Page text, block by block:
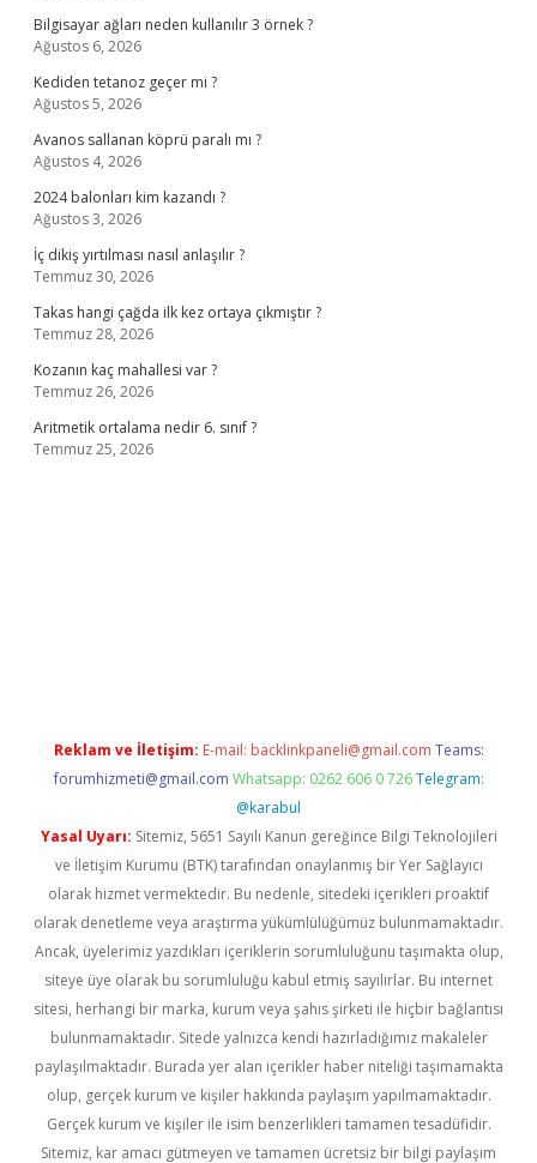
Bilgisayar ağları neden kullanılır 3 örnek ?
Ağustos 6, 2026
Kediden tetanoz geçer mi ?
Ağustos 5, 2026
Avanos sallanan köprü paralı mı ?
Ağustos 4, 2026
2024 balonları kim kazandı ?
Ağustos 3, 2026
İç dikiş yırtılması nasıl anlaşılır ?
Temmuz 30, 2026
Takas hangi çağda ilk kez ortaya çıkmıştır ?
Temmuz 28, 2026
Kozanın kaç mahallesi var ?
Temmuz 26, 2026
Aritmetik ortalama nedir 6. sınıf ?
Temmuz 25, 2026
Reklam ve İletişim: E-mail: backlinkpaneli@gmail.com Teams:
forumhizmeti@gmail.com Whatsapp: 0262 606 0 726 Telegram:
@karabul
Yasal Uyarı: Sitemiz, 5651 Sayılı Kanun gereğince Bilgi Teknolojileri
ve İletişim Kurumu (BTK) tarafından onaylanmış bir Yer Sağlayıcı
olarak hizmet vermektedir. Bu nedenle, sitedeki içerikleri proaktif
olarak denetleme veya araştırma yükümlülüğümüz bulunmamaktadır.
Ancak, üyelerimiz yazdıkları içeriklerin sorumluluğunu taşımakta olup,
siteye üye olarak bu sorumluluğu kabul etmiş sayılırlar. Bu internet
sitesi, herhangi bir marka, kurum veya şahıs şirketi ile hiçbir bağlantısı
bulunmamaktadır. Sitede yalnızca kendi hazırladığımız makaleler
paylaşılmaktadır. Burada yer alan içerikler haber niteliği taşımamakta
olup, gerçek kurum ve kişiler hakkında paylaşım yapılmamaktadır.
Gerçek kurum ve kişiler ile isim benzerlikleri tamamen tesadüfidir.
Sitemiz, kar amacı gütmeyen ve tamamen ücretsiz bir bilgi paylaşım